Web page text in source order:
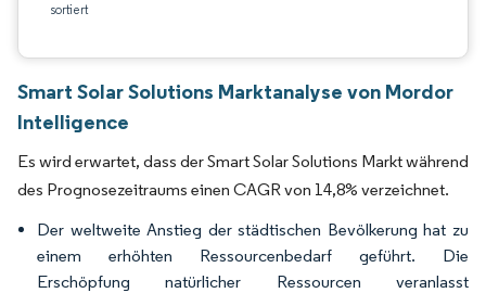
sortiert
Smart Solar Solutions Marktanalyse von Mordor
Intelligence
Es wird erwartet, dass der Smart Solar Solutions Markt während
des Prognosezeitraums einen CAGR von 14,8% verzeichnet.
Der weltweite Anstieg der städtischen Bevölkerung hat zu
einem erhöhten Ressourcenbedarf geführt. Die
Erschöpfung natürlicher Ressourcen veranlasst